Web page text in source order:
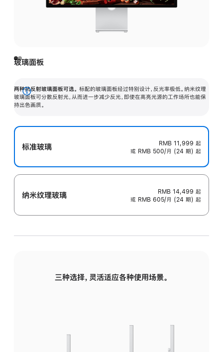
玻璃面板
两种抗反射玻璃面板可选。 标配的玻璃面板经过特别设计，反光率极低。纳米纹理
玻璃面板可分散反射光，从而进一步减少反光，即使在高亮光源的工作场所也能保
持出色画质。
展
开
标准玻璃 RMB 11,999 起
或 RMB 500/月 (24 期) 起
纳米纹理玻璃 RMB 14,499 起
或 RMB 605/月 (24 期) 起
三种选择，灵活适应各种使用场景。